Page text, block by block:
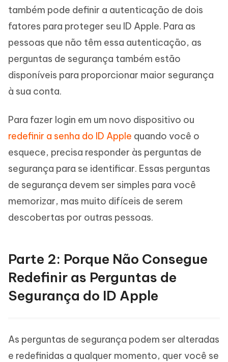
também pode definir a autenticação de dois
fatores para proteger seu ID Apple. Para as
pessoas que não têm essa autenticação, as
perguntas de segurança também estão
disponíveis para proporcionar maior segurança
à sua conta.
Para fazer login em um novo dispositivo ou
redefinir a senha do ID Apple quando você o
esquece, precisa responder às perguntas de
segurança para se identificar. Essas perguntas
de segurança devem ser simples para você
memorizar, mas muito difíceis de serem
descobertas por outras pessoas.
Parte 2: Porque Não Consegue
Redefinir as Perguntas de
Segurança do ID Apple
As perguntas de segurança podem ser alteradas
e redefinidas a qualquer momento, quer você se